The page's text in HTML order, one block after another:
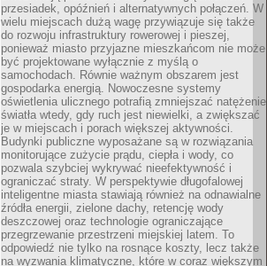
przesiadek, opóźnień i alternatywnych połączeń. W
wielu miejscach dużą wagę przywiązuje się także
do rozwoju infrastruktury rowerowej i pieszej,
ponieważ miasto przyjazne mieszkańcom nie może
być projektowane wyłącznie z myślą o
samochodach. Równie ważnym obszarem jest
gospodarka energią. Nowoczesne systemy
oświetlenia ulicznego potrafią zmniejszać natężenie
światła wtedy, gdy ruch jest niewielki, a zwiększać
je w miejscach i porach większej aktywności.
Budynki publiczne wyposażane są w rozwiązania
monitorujące zużycie prądu, ciepła i wody, co
pozwala szybciej wykrywać nieefektywność i
ograniczać straty. W perspektywie długofalowej
inteligentne miasta stawiają również na odnawialne
źródła energii, zielone dachy, retencję wody
deszczowej oraz technologie ograniczające
przegrzewanie przestrzeni miejskiej latem. To
odpowiedź nie tylko na rosnące koszty, lecz także
na wyzwania klimatyczne, które w coraz większym